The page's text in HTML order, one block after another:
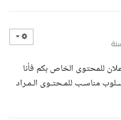
للمحتوى الخاص بكم فأنا
الخدمـة بتقييم كامل 5/5 وبأسـلوب مناسـب للمـحتـوى الـمـراد